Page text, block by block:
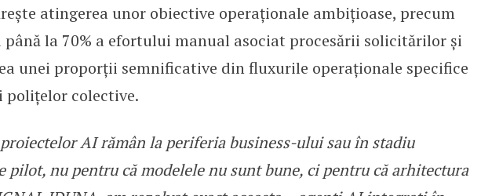
atingerea unor obiective operaționale ambițioase, precum
până la 70% a efortului manual asociat procesării solicitărilor și
unei proporții semnificative din fluxurile operaționale specifice
colective.
AI rămân la periferia business-ului sau în stadiu
pilot, nu pentru că modelele nu sunt bune, ci pentru că arhitectura